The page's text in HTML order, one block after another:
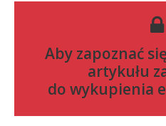
Aby zapoznać
artykułu
do wykupienia